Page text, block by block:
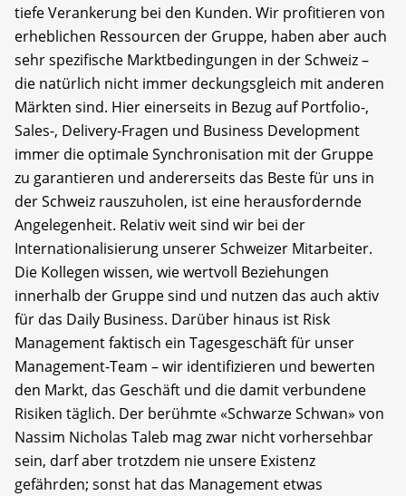
tiefe Verankerung bei den Kunden. Wir profitieren von
erheblichen Ressourcen der Gruppe, haben aber auch
sehr spezifische Marktbedingungen in der Schweiz –
die natürlich nicht immer deckungsgleich mit anderen
Märkten sind. Hier einerseits in Bezug auf Portfolio-,
Sales-, Delivery-Fragen und Business Development
immer die optimale Synchronisation mit der Gruppe
zu garantieren und andererseits das Beste für uns in
der Schweiz rauszuholen, ist eine herausfordernde
Angelegenheit. Relativ weit sind wir bei der
Internationalisierung unserer Schweizer Mitarbeiter.
Die Kollegen wissen, wie wertvoll Beziehungen
innerhalb der Gruppe sind und nutzen das auch aktiv
für das Daily Business. Darüber hinaus ist Risk
Management faktisch ein Tagesgeschäft für unser
Management-Team – wir identifizieren und bewerten
den Markt, das Geschäft und die damit verbundene
Risiken täglich. Der berühmte «Schwarze Schwan» von
Nassim Nicholas Taleb mag zwar nicht vorhersehbar
sein, darf aber trotzdem nie unsere Existenz
gefährden; sonst hat das Management etwas